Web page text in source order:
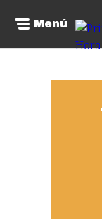
Menú